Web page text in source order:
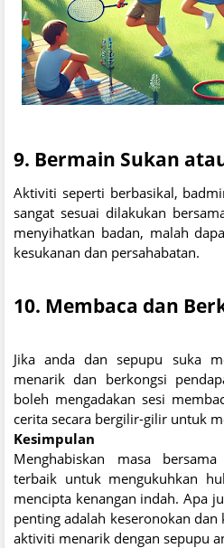
9. Bermain Sukan
Aktiviti seperti berbasikal,
sangat sesuai dilakukan
menyihatkan badan, malah
kesukanan dan persahabatan.
10. Membaca dan
Jika anda dan sepupu suka
menarik dan berkongsi
boleh mengadakan sesi
cerita secara bergilir-gilir untuk
Kesimpulan
Menghabiskan masa
terbaik untuk mengukuhkan
mencipta kenangan indah. Apa
penting adalah keseronokan dan
aktiviti menarik dengan sepupu